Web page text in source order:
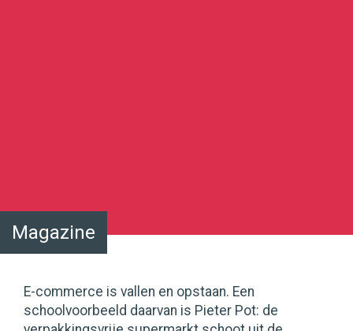
Twinkle
nr.
Magazine:
Twinkle
Magazine
E-commerce is vallen en opstaan. Een
schoolvoorbeeld daarvan is Pieter Pot: de